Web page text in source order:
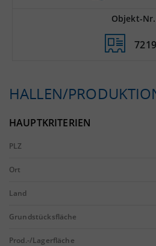
Objekt-Nr.
HALLEN/
HAUPTKRITERIEN
PLZ
Ort
Land
Grundstücksfläche
Prod.-/Lagerfläche